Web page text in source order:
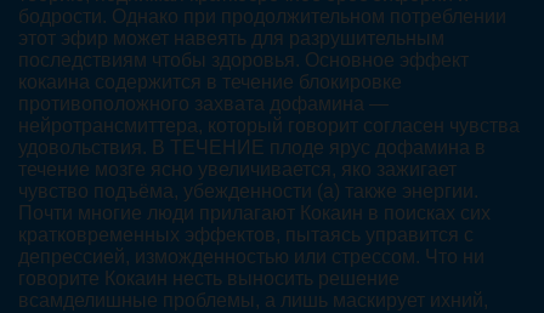
бодрости. Однако при продолжительном потреблении
этот эфир может навеять для разрушительным
последствиям чтобы здоровья. Основное эффект
кокаина содержится в течение блокировке
противоположного захвата дофамина —
нейротрансмиттера, который говорит согласен чувства
удовольствия. В ТЕЧЕНИЕ плоде ярус дофамина в
течение мозге ясно увеличивается, яко зажигает
чувство подъёма, убежденности (а) также энергии.
Почти многие люди прилагают Кокаин в поисках сих
кратковременных эффектов, пытаясь управится с
депрессией, изможденностью или стрессом. Что ни
говорите Кокаин несть выносить решение
всамделишные проблемы, а лишь маскирует ихний,